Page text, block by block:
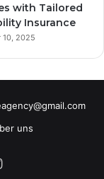
with Tailored
Insurance
10, 2025
uns
Instagram